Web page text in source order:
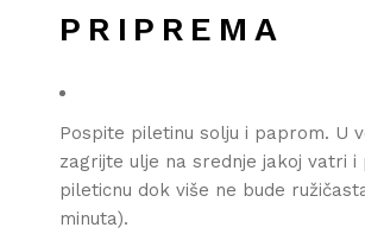
PRIPREMA
Pospite piletinu solju i paprom. U
zagrijte ulje na srednje jakoj vatri i
pileticnu dok više ne bude
minuta).